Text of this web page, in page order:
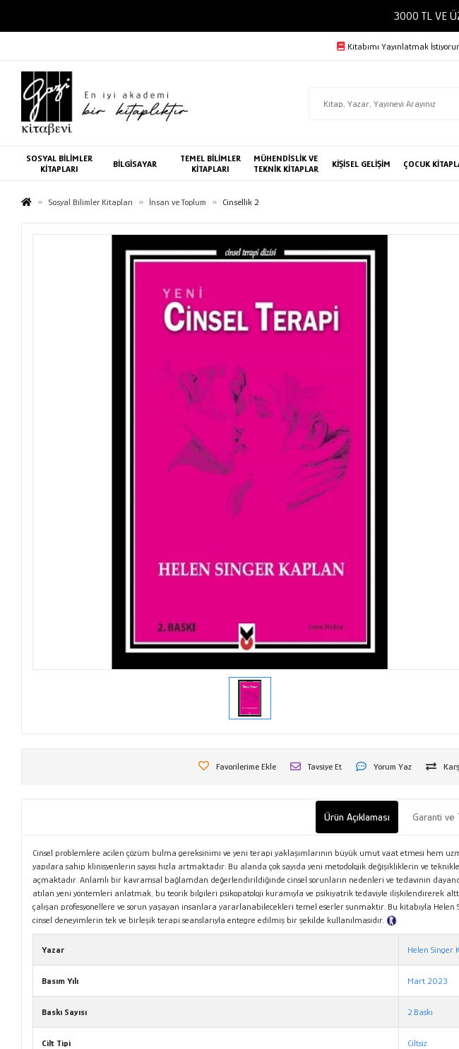
3000
Kitabımı Yayınlatmak
SOSYAL BİLİMLER
KİTAPLARI
BİLGİSAYAR
TEMEL BİLİMLER
KİTAPLARI
MÜHENDİSLİK VE
TEKNİK KİTAPLAR
KİŞİSEL GELİŞİM ÇOCUK
Sosyal Bilimler Kitapları İnsan ve Toplum Cinsellik 2
Favorilerime Ekle Tavsiye Et Yorum Yaz
Ürün Açıklaması Garanti ve
Cinsel problemlere acilen çözüm bulma gereksinimi ve yeni terapi yaklaşımlarının büyük umut vaat etmesi hem
yapılara sahip klinisyenlerin sayısı hızla artmaktadır. Bu alanda çok sayıda yeni metodolojik değişikliklerin ve
açmaktadır. Anlamlı bir kavramsal bağlamdan değerlendirildiğinde cinsel sorunların nedenleri ve tedavinin
atılan yeni yöntemleri anlatmak, bu teorik bilgileri psikopatoloji kuramıyla ve psikiyatrik tedaviyle ilişkilendirerek
çalışan profesyonellere ve sorun yaşayan insanlara yararlanabilecekleri temel eserler sunmaktır. Bu kitabıyla
cinsel deneyimlerin tek ve birleşik terapi seanslarıyla entegre edilmiş bir şekilde kullanılmasıdır.
Yazar Helen Singer
Basım Yılı Mart 2023
Baskı Sayısı 2.Baskı
Cilt Tipi Ciltsiz